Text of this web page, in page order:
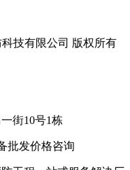
科技有限公司 版权所有
街10号1栋